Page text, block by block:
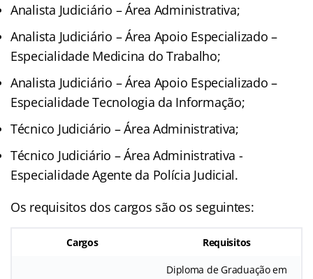
Analista Judiciário – Área Administrativa;
Analista Judiciário – Área Apoio Especializado –
Especialidade Medicina do Trabalho;
Analista Judiciário – Área Apoio Especializado –
Especialidade Tecnologia da Informação;
Técnico Judiciário – Área Administrativa;
Técnico Judiciário – Área Administrativa -
Especialidade Agente da Polícia Judicial.
Os requisitos dos cargos são os seguintes:
Cargos Requisitos
Diploma de Graduação em